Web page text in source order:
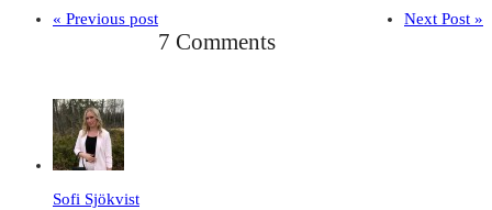
« Previous post Next Post »
7 Comments
Sofi Sjökvist